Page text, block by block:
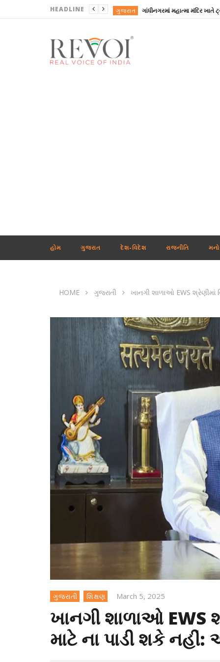
HEADLINE ગુજરાત
ગુજરાત
ગુજરાત
હોમ ગુજરાત દેશ-વિદેશ રાજનીતિ
HOME ગુજરાતી ખાનગી શાળાઓ EWS શ્રેણીમાં
ગુજરાતી શિક્ષણ March 5, 2025
ખાનગી શાળાઓ EWS
માટે ના પાડી શકે